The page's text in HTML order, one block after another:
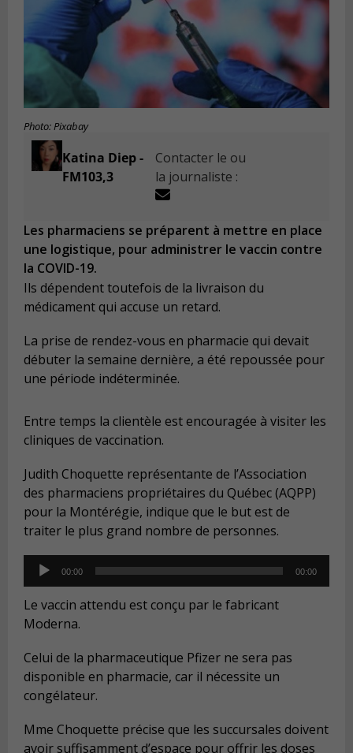
Photo: Pixabay
Katina Diep -
FM103,3
Contacter le ou
la journaliste :
Les pharmaciens se préparent à mettre en place
une logistique, pour administrer le vaccin contre
la COVID-19.
Ils dépendent toutefois de la livraison du
médicament qui accuse un retard.
La prise de rendez-vous en pharmacie qui devait
débuter la semaine dernière, a été repoussée pour
une période indéterminée.
Entre temps la clientèle est encouragée à visiter les
cliniques de vaccination.
Judith Choquette représentante de l’Association
des pharmaciens propriétaires du Québec (AQPP)
pour la Montérégie, indique que le but est de
traiter le plus grand nombre de personnes.
Audio
Player
00:00 00:00
Le vaccin attendu est conçu par le fabricant
Moderna.
Celui de la pharmaceutique Pfizer ne sera pas
disponible en pharmacie, car il nécessite un
congélateur.
Mme Choquette précise que les succursales doivent
avoir suffisamment d’espace pour offrir les doses